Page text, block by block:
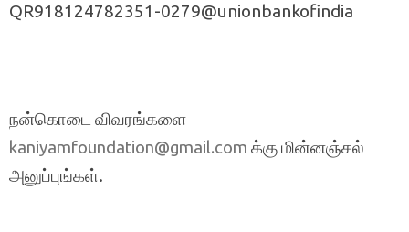
QR918124782351-0279@unionbankofindia
நன்கொடை விவரங்களை
kaniyamfoundation@gmail.com க்கு மின்னஞ்சல்
அனுப்புங்கள்.